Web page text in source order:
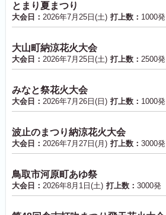
とまり夏まつり
大会日： 2026年7月25日(土) 打上数： 1000発
大山町納涼花火大会
大会日： 2026年7月25日(土) 打上数： 2500発
みなと祭花火大会
大会日： 2026年7月26日(日) 打上数： 1000発
波止のまつり納涼花火大会
大会日： 2026年7月27日(月) 打上数： 3000発
鳥取市河原町あゆ祭
大会日： 2026年8月1日(土) 打上数： 3000発